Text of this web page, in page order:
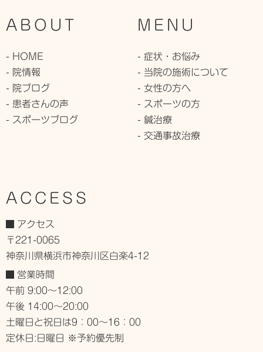
ABOUT
- HOME
- 院情報
- 院ブログ
- 患者さんの声
- スポーツブログ
MENU
- 症状・お悩み
- 当院の施術について
- 女性の方へ
- スポーツの方
- 鍼治療
- 交通事故治療
ACCESS
アクセス
〒221-0065
神奈川県横浜市神奈川区白楽4-12
営業時間
午前 9:00～12:00
午後 14:00～20:00
土曜日と祝日は9：00～16：00
定休日:日曜日 ※予約優先制